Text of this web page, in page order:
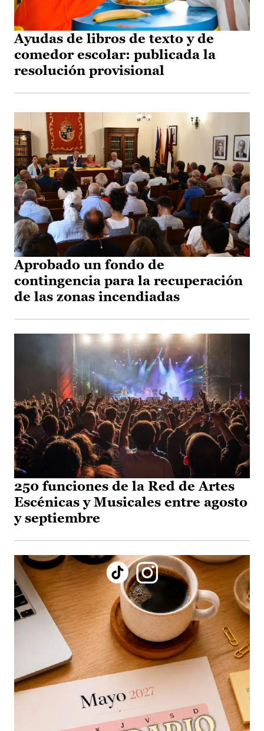
Ayudas de libros de texto y de
comedor escolar: publicada la
resolución provisional
Aprobado un fondo de
contingencia para la recuperación
de las zonas incendiadas
250 funciones de la Red de Artes
Escénicas y Musicales entre agosto
y septiembre